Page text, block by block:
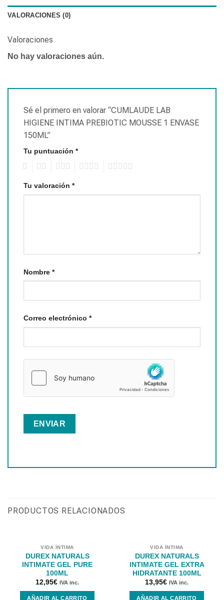
VALORACIONES (0)
Valoraciones
No hay valoraciones aún.
Sé el primero en valorar “CUMLAUDE LAB
HIGIENE INTIMA PREBIOTIC MOUSSE 1 ENVASE
150ML”
Tu puntuación *
Tu valoración *
Nombre *
Correo electrónico *
PRODUCTOS RELACIONADOS
VIDA ÍNTIMA
DUREX NATURALS
INTIMATE GEL PURE
100ML
12,95€ IVA inc.
AÑADIR AL CARRITO
VIDA ÍNTIMA
DUREX NATURALS
INTIMATE GEL EXTRA
HIDRATANTE 100ML
13,95€ IVA inc.
AÑADIR AL CARRITO